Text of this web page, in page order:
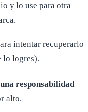
y lo use para otra
intentar recuperarlo
lo logres).
una responsabilidad
alto.